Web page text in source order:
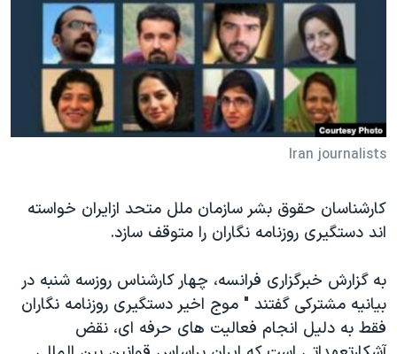
فرهنگ و زندگی
حقوق شهروندی
اقتصادی
علم و فناوری
آرشیو پخش زنده
مستندها
انتخابات ریاست جمهوری آمریکا ۲۰۲۴
حمله جمهوری اسلامی به اسرائیل
رمز مهسا
مجموعه مستندهای دادخواهی
تریبونال مردمی آبان ۹۸
دادگاه حمید نوری
چهل سال گروگان‌گیری
قانون شفافیت دارائی کادر رهبری ایران
دنبال کنید
زبانهای مختلف
Iran journalists
کارشناسان حقوق بشر سازمان ملل متحد ازایران خواسته
اند دستگیری روزنامه نگاران را متوقف سازد.
به گزارش خبرگزاری فرانسه، چهار کارشناس روزسه شنبه در
بیانیه مشترکی گفتند " موج اخیر دستگیری روزنامه نگاران
فقط به دلیل انجام فعالیت های حرفه ای، نقض